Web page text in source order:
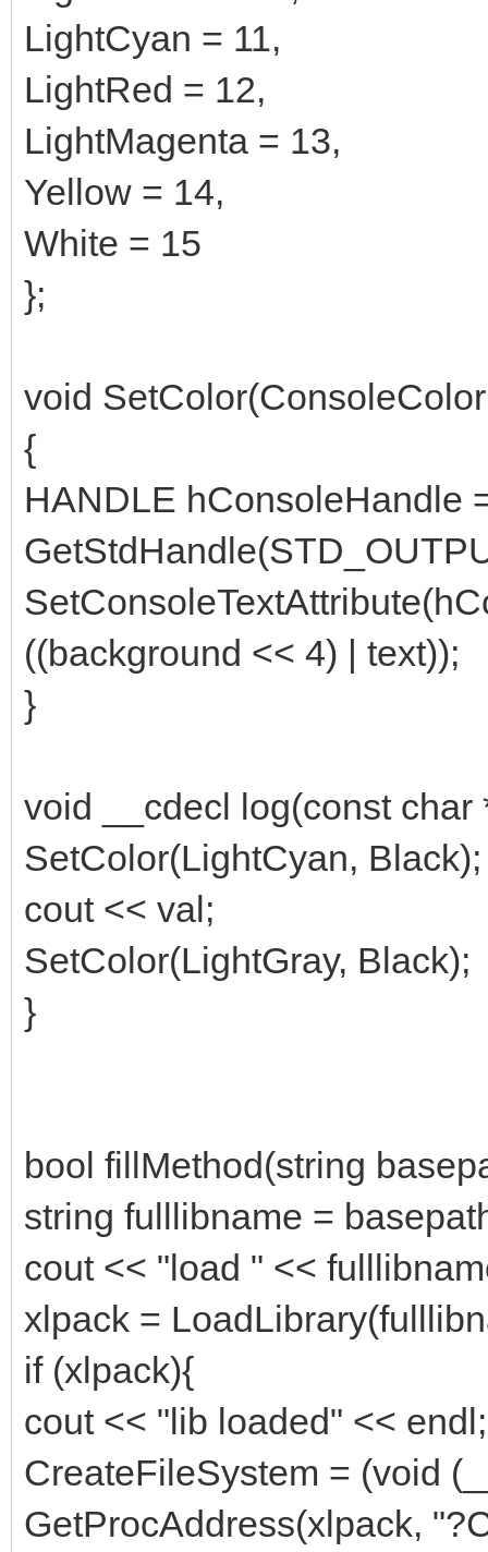
LightCyan = 11,
LightRed = 12,
LightMagenta = 13,
Yellow = 14,
White = 15
};
void
{
HANDLE hConsoleHandle
((background << 4) | text));
}
void __cdecl log(const char
SetColor(LightCyan, Black);
cout << val;
SetColor(LightGray, Black);
}
bool fillMethod(string
string fulllibname =
cout << "load " <<
xlpack =
if (xlpack){
cout << "lib loaded" << endl;
CreateFileSystem = (void
GetProcAddress(xlpack,